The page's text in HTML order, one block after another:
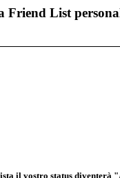
Friend List
il vostro status diventerà